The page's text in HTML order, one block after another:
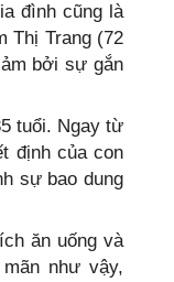
đình cũng là
Thị Trang (72
bởi sự gắn
tuổi. Ngay từ
định của con
sự bao dung
ăn uống và
như vậy,